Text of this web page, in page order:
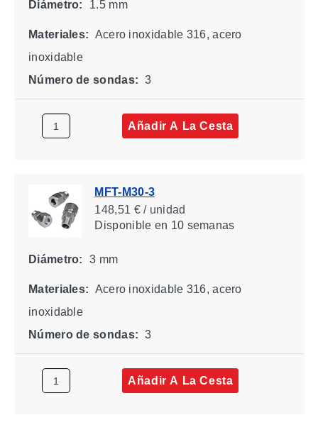
Diámetro: 1.5 mm
Materiales: Acero inoxidable 316, acero
inoxidable
Número de sondas: 3
Añadir A La Cesta
MFT-M30-3
148,51 € / unidad
Disponibleen 10 semanas
Diámetro: 3 mm
Materiales: Acero inoxidable 316, acero
inoxidable
Número de sondas: 3
Añadir A La Cesta